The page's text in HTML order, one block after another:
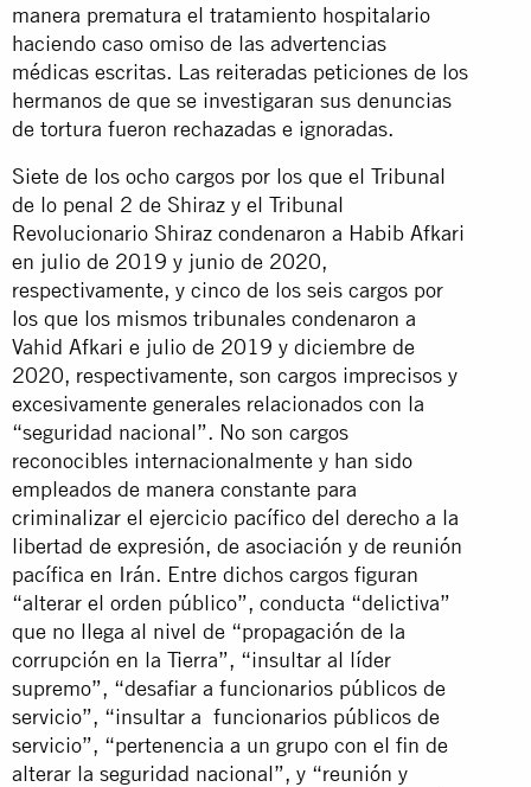
manera prematura el tratamiento hospitalario
haciendo caso omiso de las advertencias
médicas escritas. Las reiteradas peticiones de los
hermanos de que se investigaran sus denuncias
de tortura fueron rechazadas e ignoradas.
Siete de los ocho cargos por los que el Tribunal
de lo penal 2 de Shiraz y el Tribunal
Revolucionario Shiraz condenaron a Habib Afkari
en julio de 2019 y junio de 2020,
respectivamente, y cinco de los seis cargos por
los que los mismos tribunales condenaron a
Vahid Afkari e julio de 2019 y diciembre de
2020, respectivamente, son cargos imprecisos y
excesivamente generales relacionados con la
“seguridad nacional”. No son cargos
reconocibles internacionalmente y han sido
empleados de manera constante para
criminalizar el ejercicio pacífico del derecho a la
libertad de expresión, de asociación y de reunión
pacífica en Irán. Entre dichos cargos figuran
“alterar el orden público”, conducta “delictiva”
que no llega al nivel de “propagación de la
corrupción en la Tierra”, “insultar al líder
supremo”, “desafiar a funcionarios públicos de
servicio”, “insultar a funcionarios públicos de
servicio”, “pertenencia a un grupo con el fin de
alterar la seguridad nacional”, y “reunión y